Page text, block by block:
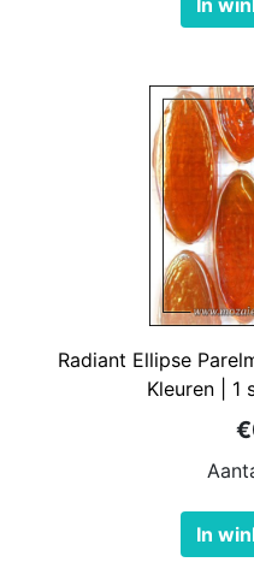
Radiant Ellipse
Kleuren | 1
In